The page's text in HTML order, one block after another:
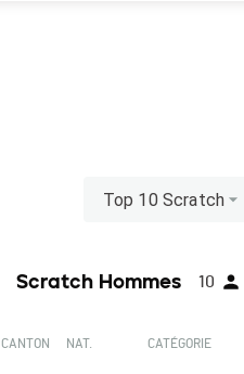
Top 10 Scratch
Scratch Hommes 10
CANTON NAT. CATÉGORIE